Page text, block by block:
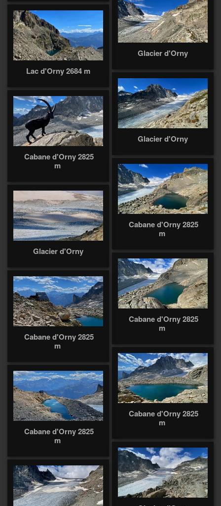
Glacier d'Orny
Lac d'Orny 2684 m
Glacier d'Orny
Cabane d'Orny 2825
m
Cabane d'Orny 2825
m
Glacier d'Orny
Cabane d'Orny 2825
m
Cabane d'Orny 2825
m
Cabane d'Orny 2825
m
Cabane d'Orny 2825
m